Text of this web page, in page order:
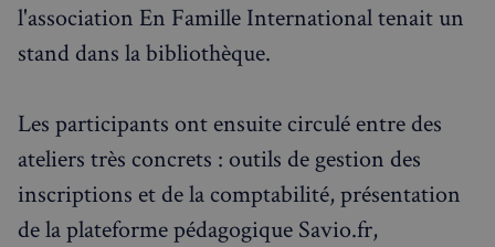
l'association En Famille International tenait un
stand dans la bibliothèque.
Les participants ont ensuite circulé entre des
ateliers très concrets : outils de gestion des
inscriptions et de la comptabilité, présentation
de la plateforme pédagogique Savio.fr,